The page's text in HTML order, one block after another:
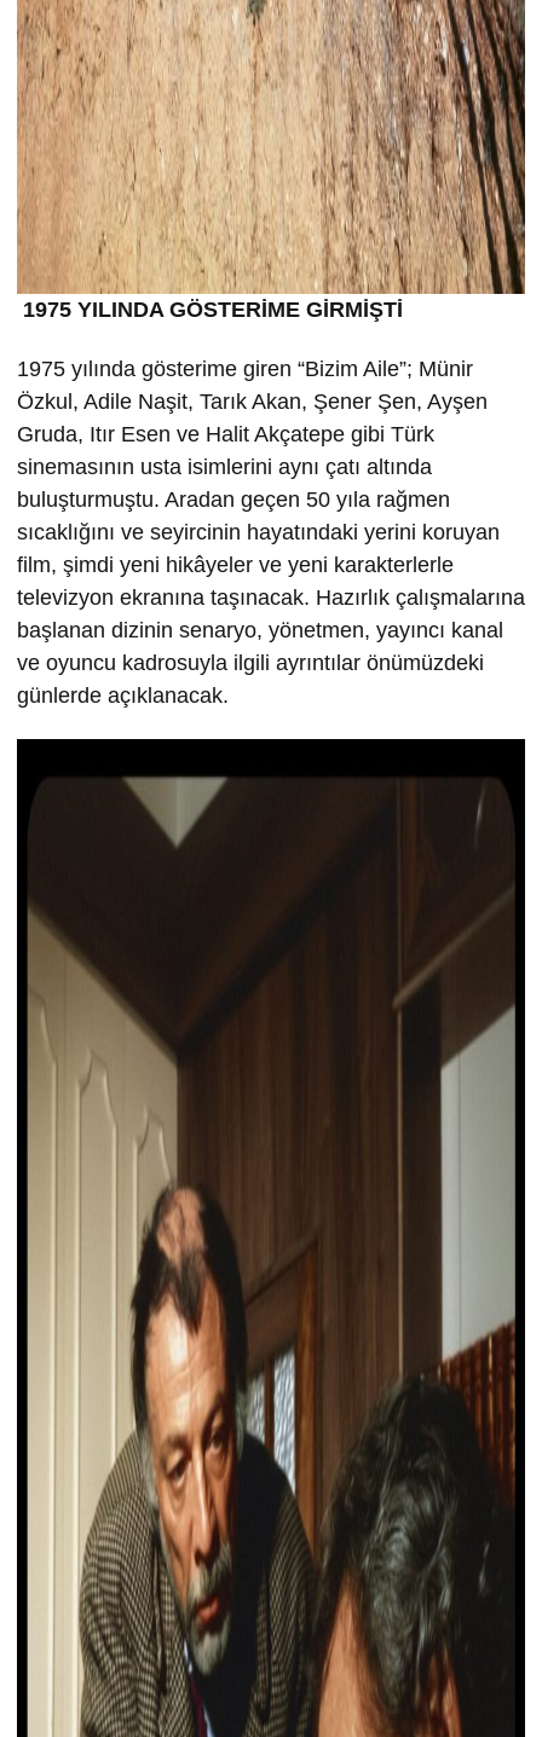
1975 YILINDA GÖSTERİME GİRMİŞTİ
1975 yılında gösterime giren “Bizim Aile”; Münir
Özkul, Adile Naşit, Tarık Akan, Şener Şen, Ayşen
Gruda, Itır Esen ve Halit Akçatepe gibi Türk
sinemasının usta isimlerini aynı çatı altında
buluşturmuştu. Aradan geçen 50 yıla rağmen
sıcaklığını ve seyircinin hayatındaki yerini koruyan
film, şimdi yeni hikâyeler ve yeni karakterlerle
televizyon ekranına taşınacak. Hazırlık çalışmalarına
başlanan dizinin senaryo, yönetmen, yayıncı kanal
ve oyuncu kadrosuyla ilgili ayrıntılar önümüzdeki
günlerde açıklanacak.